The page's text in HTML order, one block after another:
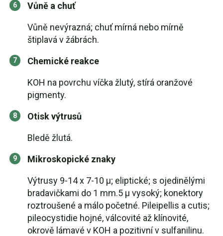
Vůně a chuť
Vůně nevýrazná; chuť mírná nebo mírně
štiplavá v žábrách.
Chemické reakce
KOH na povrchu víčka žlutý, stírá oranžové
pigmenty.
Otisk výtrusů
Bledě žlutá.
Mikroskopické znaky
Výtrusy 9-14 x 7-10 µ; eliptické; s ojedinělými
bradavičkami do 1 mm.5 µ vysoký; konektory
roztroušené a málo početné. Pileipellis a cutis;
pileocystidie hojné, válcovité až klínovité,
okrově lámavé v KOH a pozitivní v sulfanilinu.